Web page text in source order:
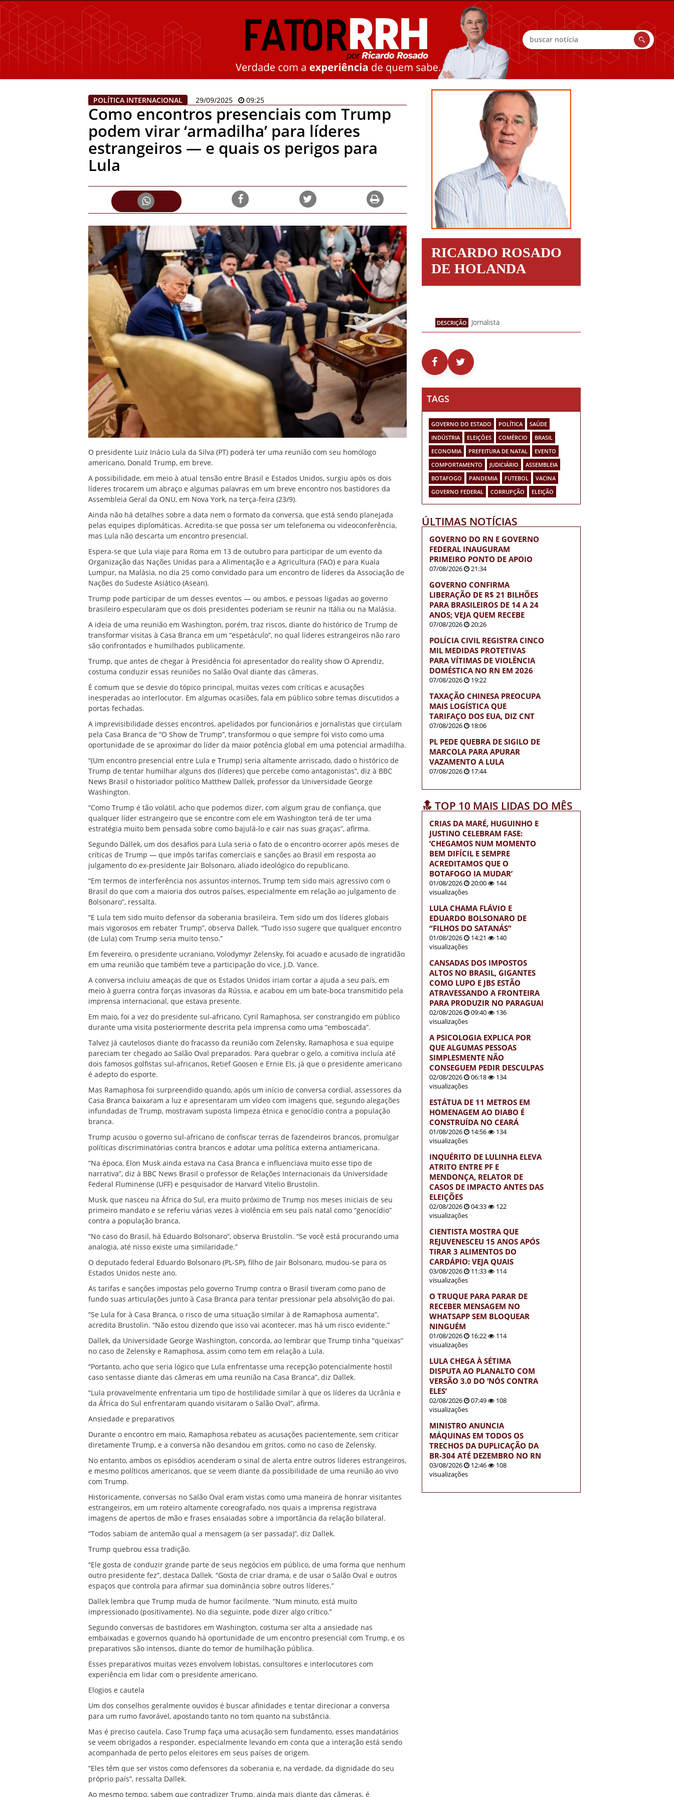
Buscar
POLÍTICA INTERNACIONAL 29/09/2025 09:25
Como encontros presenciais com Trump
podem virar ‘armadilha’ para líderes
estrangeiros — e quais os perigos para
Lula
O presidente Luiz Inácio Lula da Silva (PT) poderá ter uma reunião com seu homólogo
americano, Donald Trump, em breve.
A possibilidade, em meio à atual tensão entre Brasil e Estados Unidos, surgiu após os dois
líderes trocarem um abraço e algumas palavras em um breve encontro nos bastidores da
Assembleia Geral da ONU, em Nova York, na terça-feira (23/9).
Ainda não há detalhes sobre a data nem o formato da conversa, que está sendo planejada
pelas equipes diplomáticas. Acredita-se que possa ser um telefonema ou videoconferência,
mas Lula não descarta um encontro presencial.
Espera-se que Lula viaje para Roma em 13 de outubro para participar de um evento da
Organização das Nações Unidas para a Alimentação e a Agricultura (FAO) e para Kuala
Lumpur, na Malásia, no dia 25 como convidado para um encontro de líderes da Associação de
Nações do Sudeste Asiático (Asean).
Trump pode participar de um desses eventos — ou ambos, e pessoas ligadas ao governo
brasileiro especularam que os dois presidentes poderiam se reunir na Itália ou na Malásia.
A ideia de uma reunião em Washington, porém, traz riscos, diante do histórico de Trump de
transformar visitas à Casa Branca em um “espetáculo”, no qual líderes estrangeiros não raro
são confrontados e humilhados publicamente.
Trump, que antes de chegar à Presidência foi apresentador do reality show O Aprendiz,
costuma conduzir essas reuniões no Salão Oval diante das câmeras.
É comum que se desvie do tópico principal, muitas vezes com críticas e acusações
inesperadas ao interlocutor. Em algumas ocasiões, fala em público sobre temas discutidos a
portas fechadas.
A imprevisibilidade desses encontros, apelidados por funcionários e jornalistas que circulam
pela Casa Branca de “O Show de Trump”, transformou o que sempre foi visto como uma
oportunidade de se aproximar do líder da maior potência global em uma potencial armadilha.
“(Um encontro presencial entre Lula e Trump) seria altamente arriscado, dado o histórico de
Trump de tentar humilhar alguns dos (líderes) que percebe como antagonistas”, diz à BBC
News Brasil o historiador político Matthew Dallek, professor da Universidade George
Washington.
“Como Trump é tão volátil, acho que podemos dizer, com algum grau de confiança, que
qualquer líder estrangeiro que se encontre com ele em Washington terá de ter uma
estratégia muito bem pensada sobre como bajulá-lo e cair nas suas graças”, afirma.
Segundo Dallek, um dos desafios para Lula seria o fato de o encontro ocorrer após meses de
críticas de Trump — que impôs tarifas comerciais e sanções ao Brasil em resposta ao
julgamento do ex-presidente Jair Bolsonaro, aliado ideológico do republicano.
“Em termos de interferência nos assuntos internos, Trump tem sido mais agressivo com o
Brasil do que com a maioria dos outros países, especialmente em relação ao julgamento de
Bolsonaro”, ressalta.
“E Lula tem sido muito defensor da soberania brasileira. Tem sido um dos líderes globais
mais vigorosos em rebater Trump”, observa Dallek. “Tudo isso sugere que qualquer encontro
(de Lula) com Trump seria muito tenso.”
Em fevereiro, o presidente ucraniano, Volodymyr Zelensky, foi acuado e acusado de ingratidão
em uma reunião que também teve a participação do vice, J.D. Vance.
A conversa incluiu ameaças de que os Estados Unidos iriam cortar a ajuda a seu país, em
meio à guerra contra forças invasoras da Rússia, e acabou em um bate-boca transmitido pela
imprensa internacional, que estava presente.
Em maio, foi a vez do presidente sul-africano, Cyril Ramaphosa, ser constrangido em público
durante uma visita posteriormente descrita pela imprensa como uma “emboscada”.
Talvez já cautelosos diante do fracasso da reunião com Zelensky, Ramaphosa e sua equipe
pareciam ter chegado ao Salão Oval preparados. Para quebrar o gelo, a comitiva incluía até
dois famosos golfistas sul-africanos, Retief Goosen e Ernie Els, já que o presidente americano
é adepto do esporte.
Mas Ramaphosa foi surpreendido quando, após um início de conversa cordial, assessores da
Casa Branca baixaram a luz e apresentaram um vídeo com imagens que, segundo alegações
infundadas de Trump, mostravam suposta limpeza étnica e genocídio contra a população
branca.
Trump acusou o governo sul-africano de confiscar terras de fazendeiros brancos, promulgar
políticas discriminatórias contra brancos e adotar uma política externa antiamericana.
“Na época, Elon Musk ainda estava na Casa Branca e influenciava muito esse tipo de
narrativa”, diz à BBC News Brasil o professor de Relações Internacionais da Universidade
Federal Fluminense (UFF) e pesquisador de Harvard Vitelio Brustolin.
Musk, que nasceu na África do Sul, era muito próximo de Trump nos meses iniciais de seu
primeiro mandato e se referiu várias vezes à violência em seu país natal como “genocídio”
contra a população branca.
“No caso do Brasil, há Eduardo Bolsonaro”, observa Brustolin. “Se você está procurando uma
analogia, até nisso existe uma similaridade.”
O deputado federal Eduardo Bolsonaro (PL-SP), filho de Jair Bolsonaro, mudou-se para os
Estados Unidos neste ano.
As tarifas e sanções impostas pelo governo Trump contra o Brasil tiveram como pano de
fundo suas articulações junto à Casa Branca para tentar pressionar pela absolvição do pai.
“Se Lula for à Casa Branca, o risco de uma situação similar à de Ramaphosa aumenta”,
acredita Brustolin. “Não estou dizendo que isso vai acontecer, mas há um risco evidente.”
Dallek, da Universidade George Washington, concorda, ao lembrar que Trump tinha “queixas”
no caso de Zelensky e Ramaphosa, assim como tem em relação a Lula.
“Portanto, acho que seria lógico que Lula enfrentasse uma recepção potencialmente hostil
caso sentasse diante das câmeras em uma reunião na Casa Branca”, diz Dallek.
“Lula provavelmente enfrentaria um tipo de hostilidade similar à que os líderes da Ucrânia e
da África do Sul enfrentaram quando visitaram o Salão Oval”, afirma.
Ansiedade e preparativos
Durante o encontro em maio, Ramaphosa rebateu as acusações pacientemente, sem criticar
diretamente Trump, e a conversa não desandou em gritos, como no caso de Zelensky.
No entanto, ambos os episódios acenderam o sinal de alerta entre outros líderes estrangeiros,
e mesmo políticos americanos, que se veem diante da possibilidade de uma reunião ao vivo
com Trump.
Historicamente, conversas no Salão Oval eram vistas como uma maneira de honrar visitantes
estrangeiros, em um roteiro altamente coreografado, nos quais a imprensa registrava
imagens de apertos de mão e frases ensaiadas sobre a importância da relação bilateral.
“Todos sabiam de antemão qual a mensagem (a ser passada)”, diz Dallek.
Trump quebrou essa tradição.
“Ele gosta de conduzir grande parte de seus negócios em público, de uma forma que nenhum
outro presidente fez”, destaca Dallek. “Gosta de criar drama, e de usar o Salão Oval e outros
espaços que controla para afirmar sua dominância sobre outros líderes.”
Dallek lembra que Trump muda de humor facilmente. “Num minuto, está muito
impressionado (positivamente). No dia seguinte, pode dizer algo crítico.”
Segundo conversas de bastidores em Washington, costuma ser alta a ansiedade nas
embaixadas e governos quando há oportunidade de um encontro presencial com Trump, e os
preparativos são intensos, diante do temor de humilhação pública.
Esses preparativos muitas vezes envolvem lobistas, consultores e interlocutores com
experiência em lidar com o presidente americano.
Elogios e cautela
Um dos conselhos geralmente ouvidos é buscar afinidades e tentar direcionar a conversa
para um rumo favorável, apostando tanto no tom quanto na substância.
Mas é preciso cautela. Caso Trump faça uma acusação sem fundamento, esses mandatários
se veem obrigados a responder, especialmente levando em conta que a interação está sendo
acompanhada de perto pelos eleitores em seus países de origem.
“Eles têm que ser vistos como defensores da soberania e, na verdade, da dignidade do seu
próprio país”, ressalta Dallek.
Ao mesmo tempo, sabem que contradizer Trump, ainda mais diante das câmeras, é
RICARDO ROSADO
DE HOLANDA
DESCRIÇÃO Jornalista
TAGS
GOVERNO DO ESTADO POLÍTICA
SAÚDE
INDÚSTRIA
ELEIÇÕES COMÉRCIO
BRASIL
ECONOMIA
PREFEITURA DE NATAL
EVENTO
COMPORTAMENTO
JUDICIÁRIO
ASSEMBLEIA
BOTAFOGO
PANDEMIA FUTEBOL
VACINA
GOVERNO FEDERAL
CORRUPÇÃO ELEIÇÃO
ÚLTIMAS NOTÍCIAS
GOVERNO DO RN E GOVERNO
FEDERAL INAUGURAM
PRIMEIRO PONTO DE APOIO
07/08/2026 21:34
GOVERNO CONFIRMA
LIBERAÇÃO DE R$ 21 BILHÕES
PARA BRASILEIROS DE 14 A 24
ANOS; VEJA QUEM RECEBE
07/08/2026 20:26
POLÍCIA CIVIL REGISTRA CINCO
MIL MEDIDAS PROTETIVAS
PARA VÍTIMAS DE VIOLÊNCIA
DOMÉSTICA NO RN EM 2026
07/08/2026 19:22
TAXAÇÃO CHINESA PREOCUPA
MAIS LOGÍSTICA QUE
TARIFAÇO DOS EUA, DIZ CNT
07/08/2026 18:06
PL PEDE QUEBRA DE SIGILO DE
MARCOLA PARA APURAR
VAZAMENTO A LULA
07/08/2026 17:44
🔝 TOP 10 MAIS LIDAS DO MÊS
CRIAS DA MARÉ, HUGUINHO E
JUSTINO CELEBRAM FASE:
‘CHEGAMOS NUM MOMENTO
BEM DIFÍCIL E SEMPRE
ACREDITAMOS QUE O
BOTAFOGO IA MUDAR’
01/08/2026 20:00
144
visualizações
LULA CHAMA FLÁVIO E
EDUARDO BOLSONARO DE
“FILHOS DO SATANÁS”
01/08/2026 14:21
140
visualizações
CANSADAS DOS IMPOSTOS
ALTOS NO BRASIL, GIGANTES
COMO LUPO E JBS ESTÃO
ATRAVESSANDO A FRONTEIRA
PARA PRODUZIR NO PARAGUAI
02/08/2026 09:40
136
visualizações
A PSICOLOGIA EXPLICA POR
QUE ALGUMAS PESSOAS
SIMPLESMENTE NÃO
CONSEGUEM PEDIR DESCULPAS
02/08/2026 06:18
134
visualizações
ESTÁTUA DE 11 METROS EM
HOMENAGEM AO DIABO É
CONSTRUÍDA NO CEARÁ
01/08/2026 14:56
134
visualizações
INQUÉRITO DE LULINHA ELEVA
ATRITO ENTRE PF E
MENDONÇA, RELATOR DE
CASOS DE IMPACTO ANTES DAS
ELEIÇÕES
02/08/2026 04:33
122
visualizações
CIENTISTA MOSTRA QUE
REJUVENESCEU 15 ANOS APÓS
TIRAR 3 ALIMENTOS DO
CARDÁPIO: VEJA QUAIS
03/08/2026 11:33
114
visualizações
O TRUQUE PARA PARAR DE
RECEBER MENSAGEM NO
WHATSAPP SEM BLOQUEAR
NINGUÉM
01/08/2026 16:22
114
visualizações
LULA CHEGA À SÉTIMA
DISPUTA AO PLANALTO COM
VERSÃO 3.0 DO ‘NÓS CONTRA
ELES’
02/08/2026 07:49
108
visualizações
MINISTRO ANUNCIA
MÁQUINAS EM TODOS OS
TRECHOS DA DUPLICAÇÃO DA
BR-304 ATÉ DEZEMBRO NO RN
03/08/2026 12:46
108
visualizações